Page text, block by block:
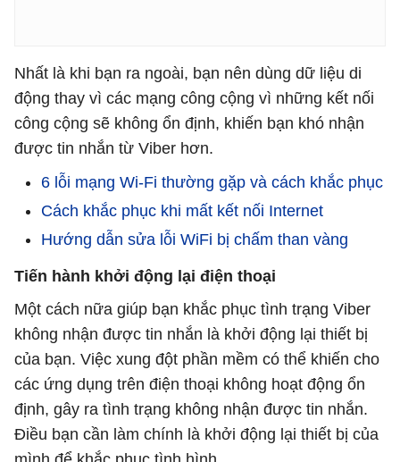
Nhất là khi bạn ra ngoài, bạn nên dùng dữ liệu di
động thay vì các mạng công cộng vì những kết nối
công cộng sẽ không ổn định, khiến bạn khó nhận
được tin nhắn từ Viber hơn.
6 lỗi mạng Wi-Fi thường gặp và cách khắc phục
Cách khắc phục khi mất kết nối Internet
Hướng dẫn sửa lỗi WiFi bị chấm than vàng
Tiến hành khởi động lại điện thoại
Một cách nữa giúp bạn khắc phục tình trạng Viber
không nhận được tin nhắn là khởi động lại thiết bị
của bạn. Việc xung đột phần mềm có thể khiến cho
các ứng dụng trên điện thoại không hoạt động ổn
định, gây ra tình trạng không nhận được tin nhắn.
Điều bạn cần làm chính là khởi động lại thiết bị của